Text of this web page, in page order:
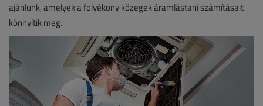
ajánlunk, amelyek a folyékony közegek áramlástani számításait
könnyítik meg.